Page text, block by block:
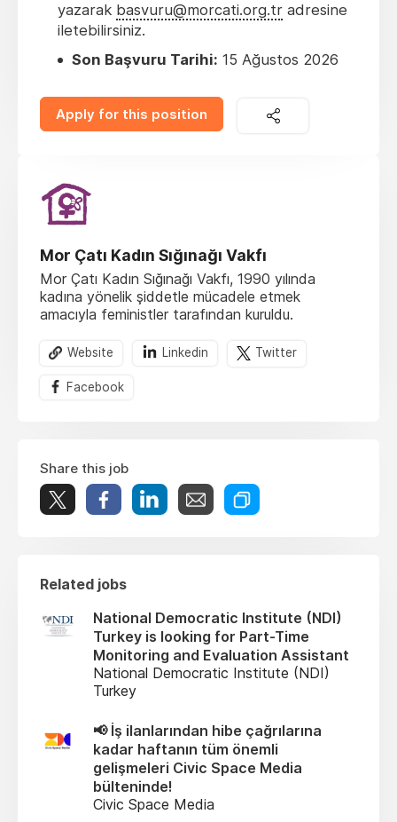
yazarak basvuru@morcati.org.tr adresine
iletebilirsiniz.
Son Başvuru Tarihi: 15 Ağustos 2026
Apply for this position
Mor Çatı Kadın Sığınağı Vakfı
Mor Çatı Kadın Sığınağı Vakfı, 1990 yılında
kadına yönelik şiddetle mücadele etmek
amacıyla feministler tarafından kuruldu.
Website Linkedin Twitter
Facebook
Share this job
Related jobs
National Democratic Institute (NDI)
Turkey is looking for Part-Time
Monitoring and Evaluation Assistant
National Democratic Institute (NDI)
Turkey
📢 İş ilanlarından hibe çağrılarına
kadar haftanın tüm önemli
gelişmeleri Civic Space Media
bülteninde!
Civic Space Media